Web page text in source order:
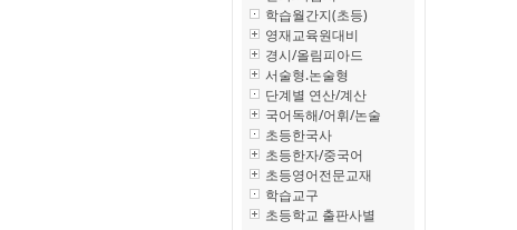
학습월간지(초등)
영재교육원대비
경시/올림피아드
서술형.논술형
단계별 연산/계산
국어독해/어휘/논술
초등한국사
초등한자/중국어
초등영어전문교재
학습교구
초등학교 출판사별